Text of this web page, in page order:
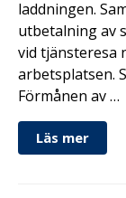
laddningen.
utbetalning av
vid tjänsteresa
arbetsplatsen.
Förmånen av …
Läs mer